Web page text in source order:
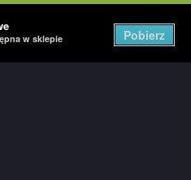
w sklepie
Pobierz